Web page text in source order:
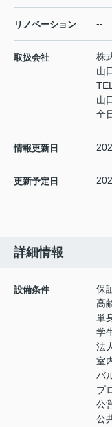
リノベーション --
取扱会社
株
山
山
全
情報更新日
更新予定日
詳細情報
設備条件
保
高
単
学
法
室
バ
プ
公
公